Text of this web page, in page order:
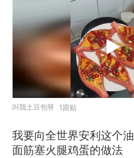
叫我土豆包呀 1跟贴
我要向全世界安利这个油
面筋塞火腿鸡蛋的做法